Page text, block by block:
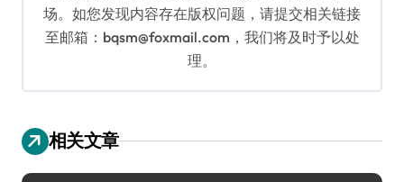
场。如您发现内容存在版权问题，请提交相关链接
至邮箱：bqsm@foxmail.com，我们将及时予以处
理。
相关文章